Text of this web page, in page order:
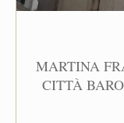
MARTINA
CITTÀ